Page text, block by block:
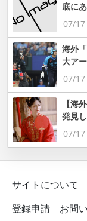
底に
07/
海外
大ア
07/
【海
発見
07/
サイトについて
登録申請
お問